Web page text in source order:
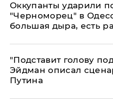
Оккупанты ударили
"Черноморец" в
большая дыра, есть
​"Подставит голову
Эйдман описал
Путина